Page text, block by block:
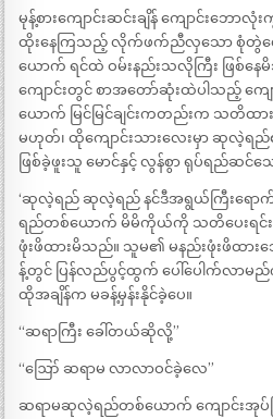
မုန့်စားကျောင်းဆင်းချိန် ကျောင်းဘော
ထိုးနေကြသည့် လိုက်ဖက်ညီလှသော စုံတွဲ
ယောက် ရင်ထဲ ဝမ်းနည်းသလိုကြီး ဖြစ်န
ကျောင်းတွင် စာအတော်ဆုံးထဲပါသည့် က
ယောက် မြင်မြင်ချင်းကတည်းက သတိထာ
မဟုတ်၊ ထိုကျောင်းသားလေးမှာ ဆုလဲ့ရ
ဖြစ်ခဲ့ဖူးသူ မောင်နှင့် လွန်စွာ ရုပ်ရည်ဆင်သ
‘ဆုလဲ့ရည် ဆုလဲ့ရည် နင်ဒီအရွယ်ကြီးရောက်မှ
ရည်တစ်ယောက် မိမိကိုယ်ကို သတိပေးရင်
ဖုံးဖိထားမိသည်။ သူမ၏ မနည်းဖုံးဖိထား
န့်တွင် ပြန်လည်ပွင့်ထွက် ပေါ်ပေါက်လာ
ထိုအချိန်က မခန့်မှန်းနိုင်ခဲ့ပေ။
“ဆရာကြီး ခေါ်တယ်ဆိုလို့”
“ဪ ဆရာမ လာလာဝင်ခဲ့လေ”
ဆရာမဆုလဲ့ရည်တစ်ယောက် ကျောင်းအုပ်ကြီ